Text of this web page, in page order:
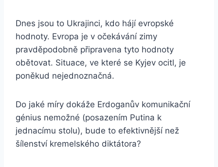
Dnes jsou to Ukrajinci, kdo hájí evropské
hodnoty. Evropa je v očekávání zimy
pravděpodobně připravena tyto hodnoty
obětovat. Situace, ve které se Kyjev ocitl, je
poněkud nejednoznačná.
Do jaké míry dokáže Erdoganův komunikační
génius nemožné (posazením Putina k
jednacímu stolu), bude to efektivnější než
šílenství kremelského diktátora?